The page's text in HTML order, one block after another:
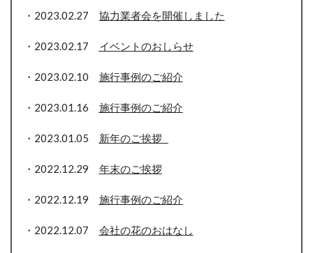
・2023.02.27 協力業者会を開催しました
・2023.02.17 イベントのおしらせ
・2023.02.10 施行事例のご紹介
・2023.01.16 施行事例のご紹介
・2023.01.05 新年のご挨拶
・2022.12.29 年末のご挨拶
・2022.12.19 施行事例のご紹介
・2022.12.07 会社の花のおはなし